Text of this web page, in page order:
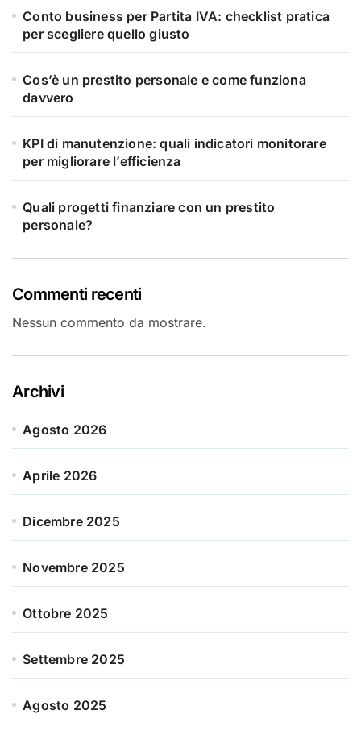
Conto business per Partita IVA: checklist pratica
per scegliere quello giusto
Cos’è un prestito personale e come funziona
davvero
KPI di manutenzione: quali indicatori monitorare
per migliorare l’efficienza
Quali progetti finanziare con un prestito
personale?
Commenti recenti
Nessun commento da mostrare.
Archivi
Agosto 2026
Aprile 2026
Dicembre 2025
Novembre 2025
Ottobre 2025
Settembre 2025
Agosto 2025